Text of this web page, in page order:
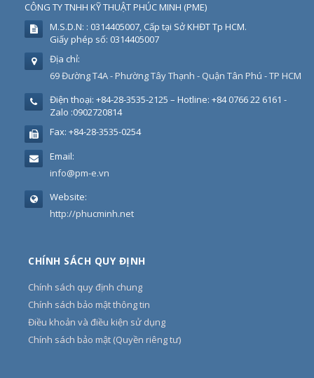
CÔNG TY TNHH KỸ THUẬT PHÚC MINH (PME)
M.S.D.N: : 0314405007, Cấp tại Sở KHĐT Tp HCM.
Giấy phép số: 0314405007
Địa chỉ:
69 Đường T4A - Phường Tây Thạnh - Quận Tân Phú - TP HCM
Điện thoại: +84-28-3535-2125 – Hotline: +84 0766 22 6161 -
Zalo :0902720814
Fax: +84-28-3535-0254
Email:
info@pm-e.vn
Website:
http://phucminh.net
CHÍNH SÁCH QUY ĐỊNH
Chính sách quy định chung
Chính sách bảo mật thông tin
Điều khoản và điều kiện sử dụng
Chính sách bảo mật (Quyền riêng tư)